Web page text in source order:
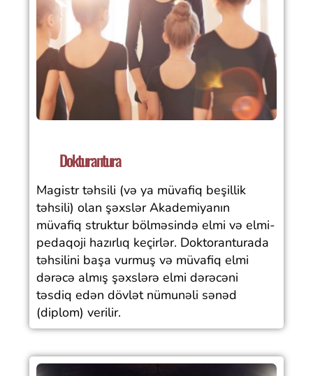
Dokturantura
Magistr təhsili (və ya müvafiq beşillik
təhsili) olan şəxslər Akademiyanın
müvafiq struktur bölməsində elmi və elmi-
pedaqoji hazırlıq keçirlər. Doktoranturada
təhsilini başa vurmuş və müvafiq elmi
dərəcə almış şəxslərə elmi dərəcəni
təsdiq edən dövlət nümunəli sənəd
(diplom) verilir.